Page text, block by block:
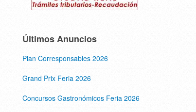
Últimos Anuncios
Plan Corresponsables 2026
Grand Prix Feria 2026
Concursos Gastronómicos Feria 2026